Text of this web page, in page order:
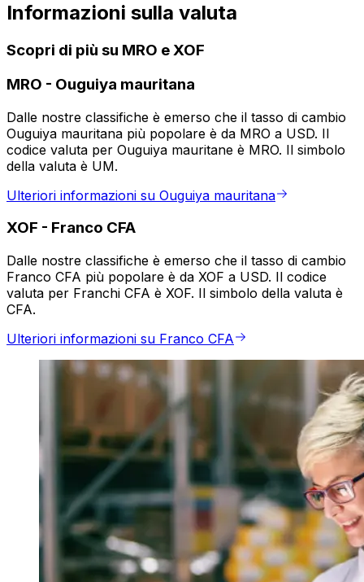
Informazioni sulla valuta
Scopri di più su MRO e XOF
MRO - Ouguiya mauritana
Dalle nostre classifiche è emerso che il tasso di cambio
Ouguiya mauritana più popolare è da MRO a USD. Il
codice valuta per Ouguiya mauritane è MRO. Il simbolo
della valuta è UM.
Ulteriori informazioni su Ouguiya mauritana
XOF - Franco CFA
Dalle nostre classifiche è emerso che il tasso di cambio
Franco CFA più popolare è da XOF a USD. Il codice
valuta per Franchi CFA è XOF. Il simbolo della valuta è
CFA.
Ulteriori informazioni su Franco CFA